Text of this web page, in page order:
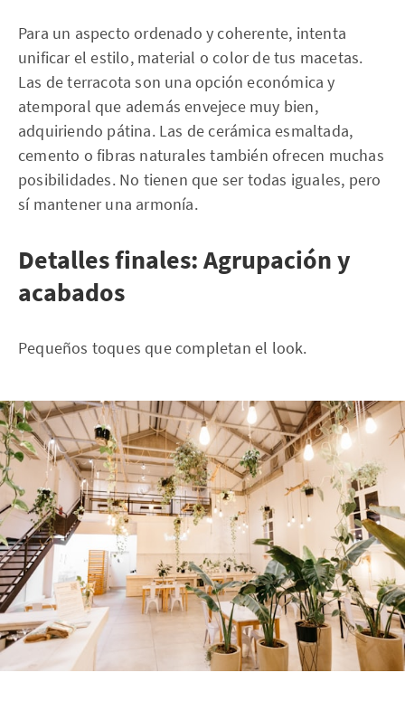
Para un aspecto ordenado y coherente, intenta
unificar el estilo, material o color de tus macetas.
Las de terracota son una opción económica y
atemporal que además envejece muy bien,
adquiriendo pátina. Las de cerámica esmaltada,
cemento o fibras naturales también ofrecen muchas
posibilidades. No tienen que ser todas iguales, pero
sí mantener una armonía.
Detalles finales: Agrupación y
acabados
Pequeños toques que completan el look.